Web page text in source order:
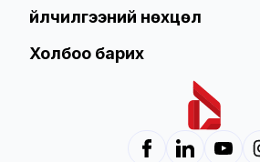
Үйлчилгээний нөхцөл
Холбоо барих